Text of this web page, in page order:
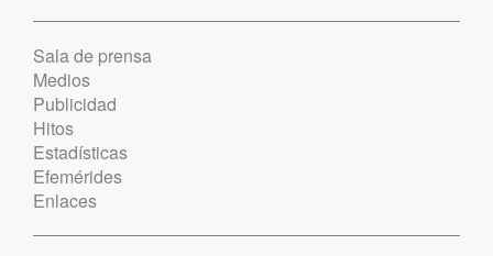
Sala de prensa
Medios
Publicidad
Hitos
Estadísticas
Efemérides
Enlaces